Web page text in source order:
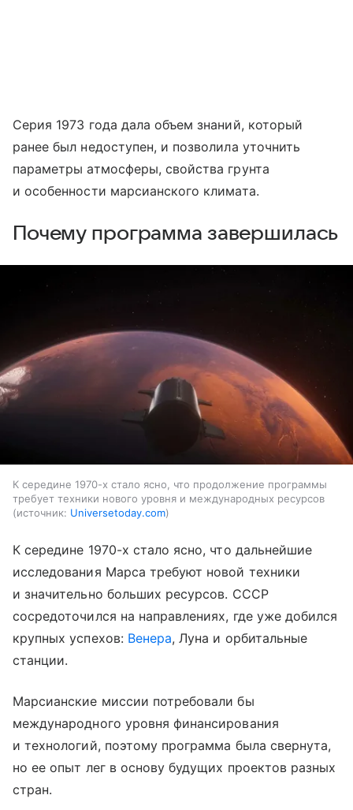
Серия 1973 года дала объем знаний, который
ранее был недоступен, и позволила уточнить
параметры атмосферы, свойства грунта
и особенности марсианского климата.
Почему программа завершилась
К середине 1970-х стало ясно, что продолжение программы
требует техники нового уровня и международных ресурсов
источник: Universetoday.com
К середине 1970-х стало ясно, что дальнейшие
исследования Марса требуют новой техники
и значительно больших ресурсов. СССР
сосредоточился на направлениях, где уже добился
крупных успехов: Венера, Луна и орбитальные
станции.
Марсианские миссии потребовали бы
международного уровня финансирования
и технологий, поэтому программа была свернута,
но ее опыт лег в основу будущих проектов разных
стран.